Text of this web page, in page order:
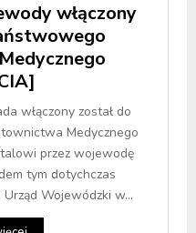
włączony
włączony został do
Medycznego
przez wojewodę
tym dotychczas
Wojewódzki w...